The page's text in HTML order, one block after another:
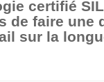
certifié
de faire une
sur la